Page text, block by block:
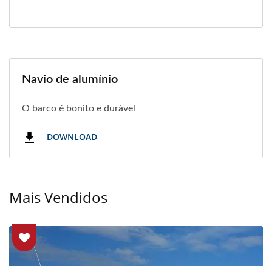
Navio de alumínio
O barco é bonito e durável
DOWNLOAD
Mais Vendidos